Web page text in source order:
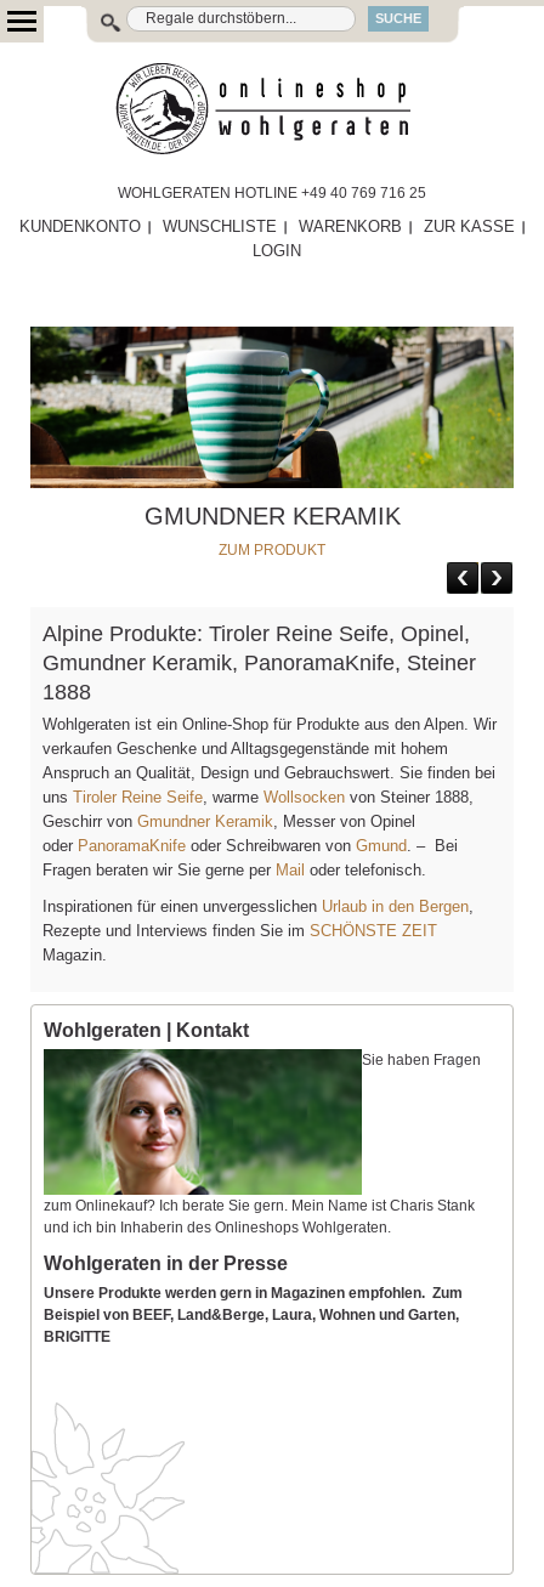
SUCHE
WOHLGERATEN HOTLINE +49 40 769 716 25
KUNDENKONTO WUNSCHLISTE WARENKORB
ZUR KASSE
LOGIN
GMUNDNER KERAMIK
ZUM PRODUKT
Alpine Produkte: Tiroler Reine Seife, Opinel,
Gmundner Keramik, PanoramaKnife, Steiner
1888
Wohlgeraten ist ein Online-Shop für Produkte aus den Alpen. Wir
verkaufen Geschenke und Alltagsgegenstände mit hohem
Anspruch an Qualität, Design und Gebrauchswert. Sie finden bei
uns Tiroler Reine Seife , warme Wollsocken von Steiner 1888,
Geschirr von Gmundner Keramik , Messer von Opinel
oder PanoramaKnife oder Schreibwaren von Gmund . – Bei
Fragen beraten wir Sie gerne per Mail oder telefonisch.
Inspirationen für einen unvergesslichen Urlaub in den Bergen
Rezepte und Interviews finden Sie im SCHÖNSTE ZEIT
Magazin.
Wohlgeraten | Kontakt
Sie haben Fragen
zum Onlinekauf? Ich berate Sie gern. Mein Name ist Charis Stank
und ich bin Inhaberin des Onlineshops Wohlgeraten.
Wohlgeraten in der Presse
Unsere Produkte werden gern in Magazinen empfohlen. Zum
Beispiel von BEEF, Land&Berge, Laura, Wohnen und Garten,
BRIGITTE